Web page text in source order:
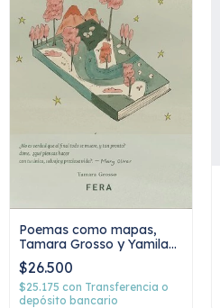
Poemas como mapas,
Tamara Grosso y Yamila
Yjilioff
$26.500
$25.175 con Transferencia o
depósito bancario